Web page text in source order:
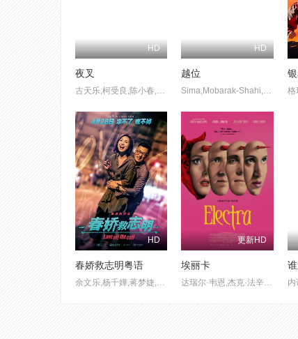
HD
夜叉
古天乐,柯受良,陈小春,叶佩雯,宣萱,谢天华,吴志雄,林子善,黎耀祥
HD
越位
Sima,Mobarak-Shahi,Shayesteh,Irani,Ayda,Sadeqi
HD
春娇救志明粤语
余文乐,杨千嬅,蒋梦婕,曾国祥,秦沛,邵音音,王晓晨,司徒慧焯,谷德昭,谷祖琳,陈逸宁,闫汶渲,林兆霞,李程彬,欧铠淳,林海峰,森美,吴岱融,陈意岚,邹凯光,周俊伟,陈静,麦芷谊,郭奕芯,李拾壹,关逸基,廖子妤,袁澧林,田启文,连诗雅,黄文慧,彭浩翔
更新HD
埃丽卡
达瑞尔·韦恩,杰克·法辛,阿比盖尔·F·考恩,玛丽亚·巴卡洛娃 内